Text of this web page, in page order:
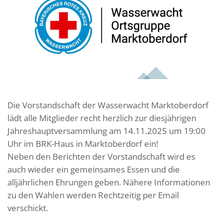
Die Vorstandschaft der Wasserwacht Marktoberdorf
lädt alle Mitglieder recht herzlich zur diesjährigen
Jahreshauptversammlung am 14.11.2025 um 19:00
Uhr im BRK-Haus in Marktoberdorf ein!
Neben den Berichten der Vorstandschaft wird es
auch wieder ein gemeinsames Essen und die
alljährlichen Ehrungen geben. Nähere Informationen
zu den Wahlen werden Rechtzeitig per Email
verschickt.